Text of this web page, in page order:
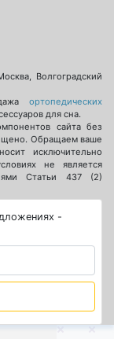
Волгоградский
ортопедических
для сна.
сайта без
Обращаем ваше
исключительно
не является
Статьи 437 (2)
-